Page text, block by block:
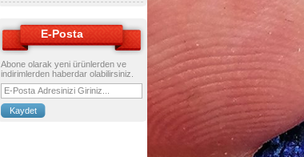
E-Posta
Abone olarak yeni ürünlerden ve
indirimlerden haberdar olabilirsiniz.